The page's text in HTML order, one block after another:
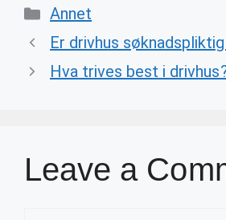
Categories
Annet
Er drivhus
Hva trives best i
Leave a